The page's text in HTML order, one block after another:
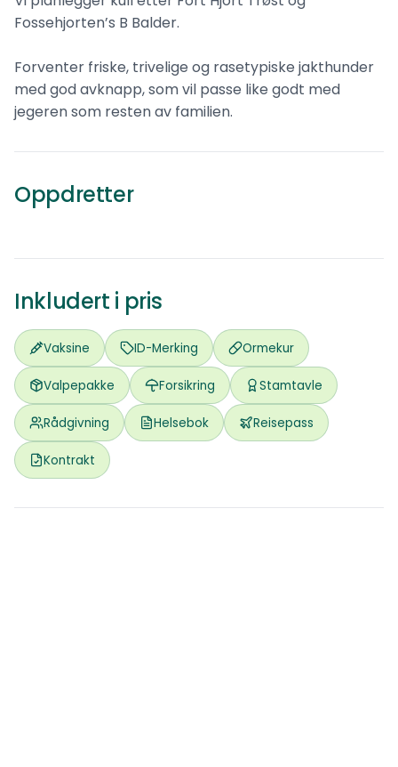
Fossehjorten’s B Balder.
Forventer friske, trivelige og rasetypiske jakthunder
med god avknapp, som vil passe like godt med
jegeren som resten av familien.
Oppdretter
Hitra
Inkludert i pris
Vaksine ID-Merking Ormekur
Valpepakke Forsikring Stamtavle
Rådgivning Helsebok Reisepass
Kontrakt